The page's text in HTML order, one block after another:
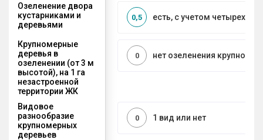
Озеленение двора
кустарниками и
деревьями
есть, с учетом четырех
0,5
Крупномерные
деревья в
озеленении (от 3 м
высотой), на 1 га
незастроенной
территории ЖК
нет озеленения
0
Видовое
разнообразие
крупномерных
деревьев
1 вид или нет
0